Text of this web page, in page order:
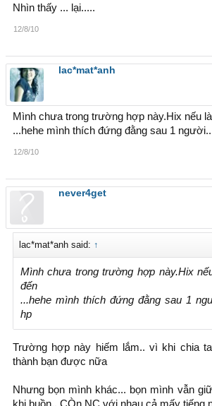
Nhìn thấy ... lại.....
12/8/10
lac*mat*anh
Mình chưa trong trường hợp này.Hix nếu
...hehe mình thích đứng đằng sau 1
12/8/10
never4get
lac*mat*anh said: ↑
Mình chưa trong trường hợp này.Hix
đến
...hehe mình thích đứng đằng sau 1
hp
Trường hợp này hiếm lắm.. vì khi chia
thành bạn được nữa
Nhưng bọn mình khác... bọn mình vẫn
khi buồn.. CÒn NC với nhau cả mấy tiếng